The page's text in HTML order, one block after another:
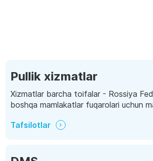
Pullik xizmatlar
Xizmatlar barcha toifalar - Rossiya
boshqa mamlakatlar fuqarolari uchun
Tafsilotlar